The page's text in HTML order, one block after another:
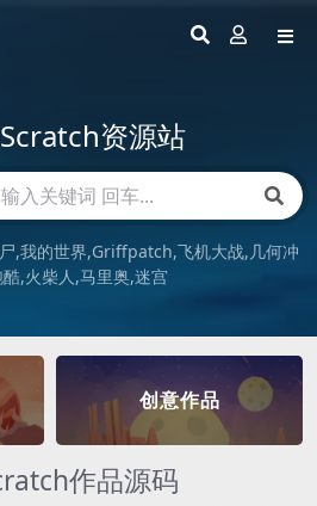
资源站
我的世界 Griffpatch 飞机大战 几何冲
火柴人 马里奥 迷宫
创意作品
作品源码